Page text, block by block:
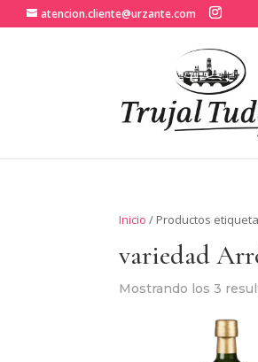
atencion.cliente@urzante.com
Inicio / Productos
variedad
Mostrando los 3